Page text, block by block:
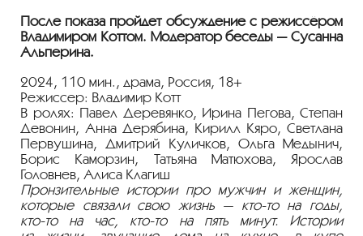
После показа пройдет обсуждение с режиссёром
Владимиром Коттом. Модератор беседы — Сусанна
Альперина.
2024, 110 мин., драма, Россия, 18+
Режиссер: Владимир Котт
В ролях: Павел Деревянко, Ирина Пегова, Степан
Девонин, Анна Дерябина, Кирилл Кяро, Светлана
Первушина, Дмитрий Куличков, Ольга Медынич,
Борис Каморзин, Татьяна Матюхова, Ярослав
Головнев, Алиса Клагиш
Пронзительные истории про мужчин и женщин,
которые связали свою жизнь — кто-тона годы,
кто-тона час, кто-тона пять минут. Истории